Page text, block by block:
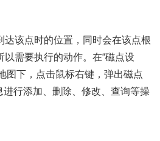
达该点时的位置，同时会在该点根
需要执行的动作。在“磁点设
图下，点击鼠标右键，弹出磁点
行添加、删除、修改、查询等操